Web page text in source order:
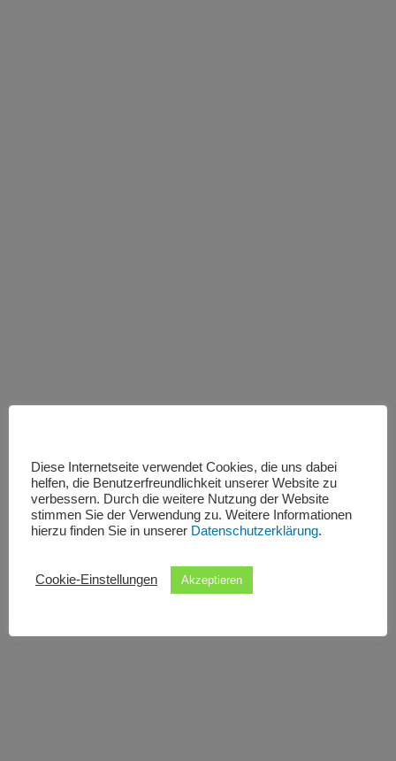
Diese Internetseite verwendet Cookies, die uns dabei
helfen, die Benutzerfreundlichkeit unserer Website zu
verbessern. Durch die weitere Nutzung der Website
stimmen Sie der Verwendung zu. Weitere Informationen
hierzu finden Sie in unserer Datenschutzerklärung.
Cookie-Einstellungen Akzeptieren